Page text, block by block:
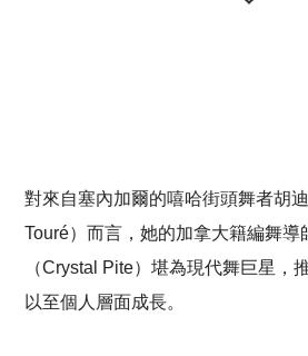
對來自塞內加爾的嘻哈街頭舞者胡
Touré）而言，她的加拿大籍編舞導
（Crystal Pite）堪為現代舞巨星，
以至個人層面成長。